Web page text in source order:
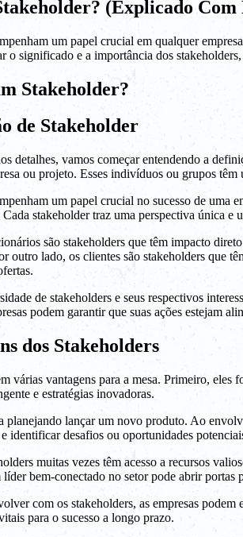
(Explicado Com
um papel crucial em qualquer
o significado e a importância dos
Stakeholder?
de Stakeholder
detalhes, vamos começar entendendo a
ou projeto. Esses indivíduos ou grupos
um papel crucial no sucesso de
stakeholder traz uma perspectiva única e
são stakeholders que têm impacto
outro lado, os clientes são stakeholders que
de stakeholders e seus respectivos
podem garantir que suas ações estejam
dos Stakeholders
várias vantagens para a mesa. Primeiro,
e estratégias inovadoras.
planejando lançar um novo produto. Ao
identificar desafios ou oportunidades
muitas vezes têm acesso a recursos
bem-conectado no setor pode abrir
com os stakeholders, as empresas
para o sucesso a longo prazo.